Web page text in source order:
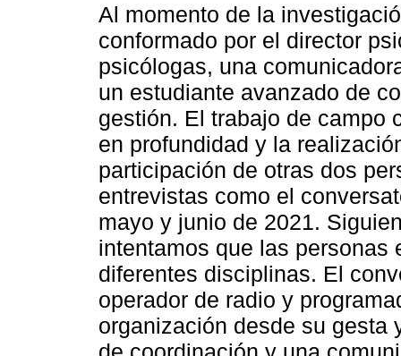
Al momento de la
conformado por el director
psicólogas, una
un estudiante avanzado de
gestión. El trabajo de campo
en profundidad y la
participación de otras dos
entrevistas como el
mayo y junio de 2021.
intentamos que las personas
diferentes disciplinas. El
operador de radio y
organización desde su gesta